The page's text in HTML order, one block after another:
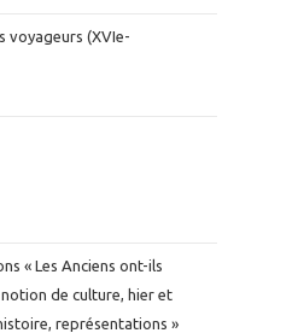
voyageurs (XVIe-
« Les Anciens ont-ils
de culture, hier et
représentations »